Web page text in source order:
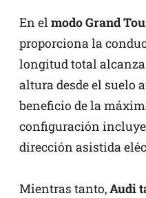
En el modo Grand
proporciona la
longitud total alcanza
altura desde el suelo
beneficio de la
configuración
dirección asistida
Mientras tanto,Audi